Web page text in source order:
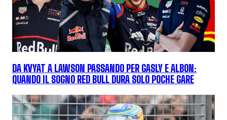
DA KVYAT A LAWSON PASSANDO PER GASLY E ALBON:
QUANDO IL SOGNO RED BULL DURA SOLO POCHE GARE